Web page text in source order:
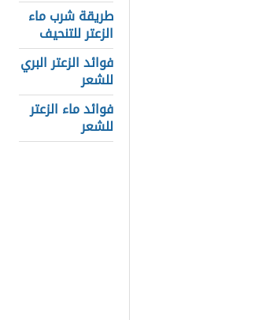
طريقة شرب ماء
الزعتر للتنحيف
فوائد الزعتر البري
للشعر
فوائد ماء الزعتر
للشعر